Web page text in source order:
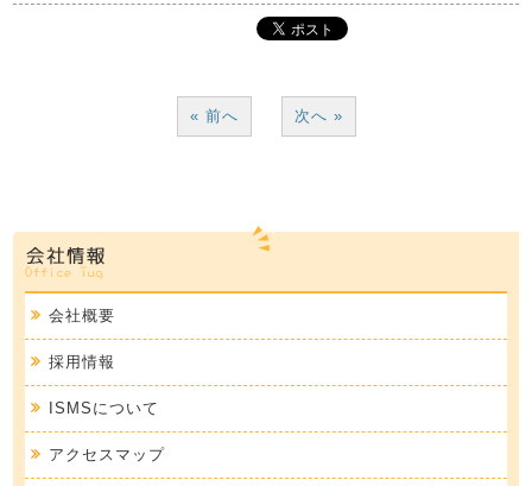
« 前へ 次へ »
会社概要
採用情報
ISMSについて
アクセスマップ